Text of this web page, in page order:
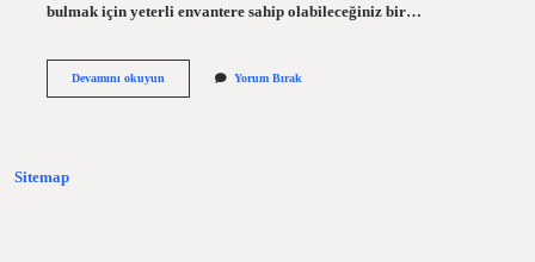
bulmak için yeterli envantere sahip olabileceğiniz bir…
Devamını okuyun2024
Yorum Bırak
Sitemap